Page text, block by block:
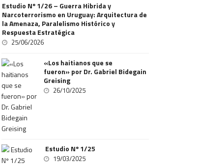
Estudio Nº 1/26 – Guerra Hibrida y
Narcoterrorismo en Uruguay: Arquitectura de
la Amenaza, Paralelismo Histórico y
Respuesta Estratégica
25/06/2026
«Los haitianos que se
fueron» por Dr. Gabriel Bidegain
Greising
26/10/2025
Estudio Nº 1/25
19/03/2025